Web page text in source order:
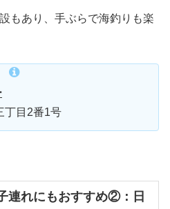
もあり、手ぶらで海釣りも楽
丁目2番1号
連れにもおすすめ②：日